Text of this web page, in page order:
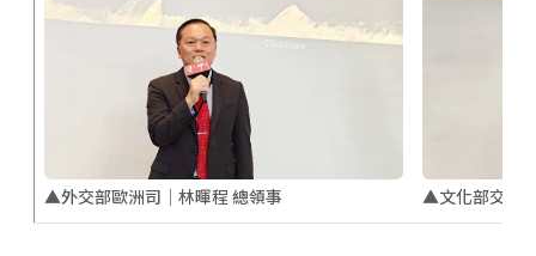
▲外交部歐洲司｜林暉程 總領事 ▲文化部交流